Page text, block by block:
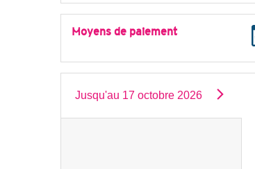
Moyens de paiement
Jusqu'au 17 octobre 2026